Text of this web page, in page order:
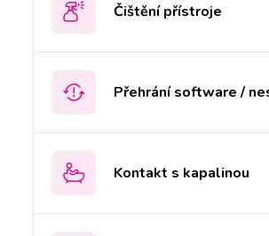
Čištění přístroje
Přehrání software /
Kontakt s kapalinou